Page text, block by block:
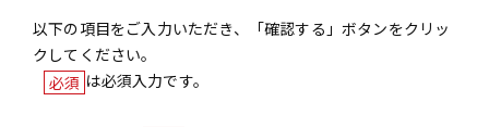
以下の項目をご入力いただき、「確認する」ボタンをクリッ
クしてください。
必須 は必須入力です。